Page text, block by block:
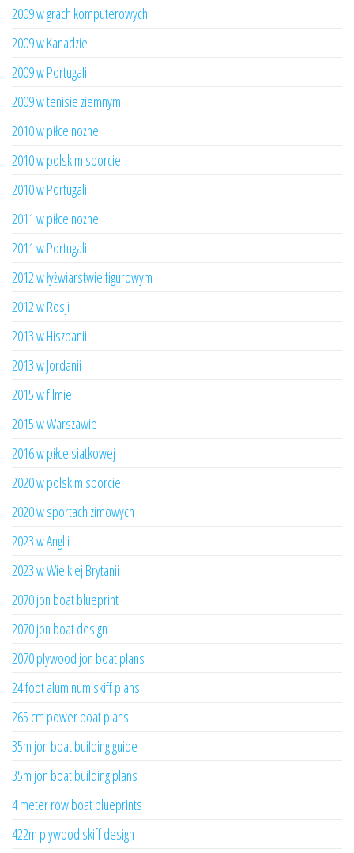
2009 w grach komputerowych
2009 w Kanadzie
2009 w Portugalii
2009 w tenisie ziemnym
2010 w piłce nożnej
2010 w polskim sporcie
2010 w Portugalii
2011 w piłce nożnej
2011 w Portugalii
2012 w łyżwiarstwie figurowym
2012 w Rosji
2013 w Hiszpanii
2013 w Jordanii
2015 w filmie
2015 w Warszawie
2016 w piłce siatkowej
2020 w polskim sporcie
2020 w sportach zimowych
2023 w Anglii
2023 w Wielkiej Brytanii
2070 jon boat blueprint
2070 jon boat design
2070 plywood jon boat plans
24 foot aluminum skiff plans
265 cm power boat plans
35m jon boat building guide
35m jon boat building plans
4 meter row boat blueprints
422m plywood skiff design